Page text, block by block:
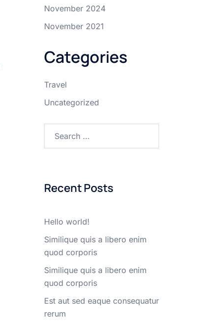
November 2024
November 2021
Categories
Travel
Uncategorized
for:
Recent Posts
Hello world!
Similique quis a libero enim
quod corporis
Similique quis a libero enim
quod corporis
Est aut sed eaque consequatur
rerum